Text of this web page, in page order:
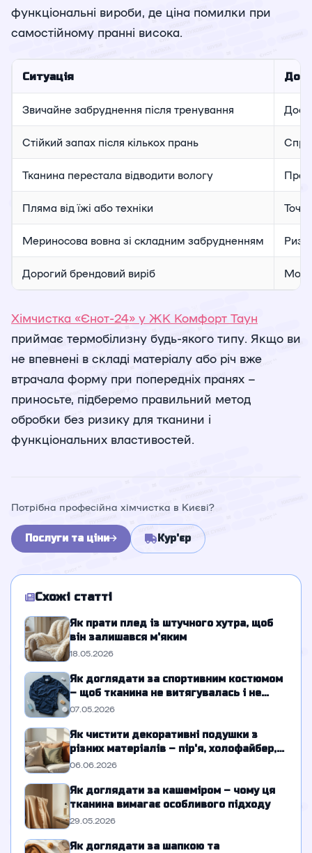
функціональні вироби, де ціна помилки при
самостійному пранні висока.
Ситуація
Звичайне забруднення після тренування
Стійкий запах після кількох прань
Тканина перестала відводити вологу
Пляма від їжі або техніки
Мериносова вовна зі складним забрудненням
Дорогий брендовий виріб
Хімчистка «Єнот-24» у ЖК Комфорт Таун
приймає термобілизну будь-якого типу. Якщо ви
не впевнені в складі матеріалу або річ вже
втрачала форму при попередніх пранях –
приносьте, підберемо правильний метод
обробки без ризику для тканини і
функціональних властивостей.
Потрібна професійна хімчистка в Києві?
Послуги та ціни Кур'єр
Схожі статті
Як прати плед із штучного хутра, щоб
він залишався м'яким
18.05.2026
Як доглядати за спортивним костюмом
– щоб тканина не витягувалась і не
линяла
07.05.2026
Як чистити декоративні подушки з
різних матеріалів – пір'я, холофайбер,
гречка
06.06.2026
Як доглядати за кашеміром – чому ця
тканина вимагає особливого підходу
29.05.2026
Як доглядати за шапкою та